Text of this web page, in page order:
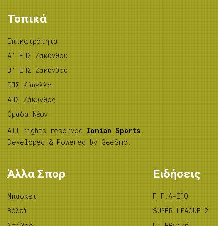
Τοπικά
Επικαιρότητα
A’ ΕΠΣ Ζακύνθου
B’ ΕΠΣ Ζακύνθου
ΕΠΣ Κύπελλο
ΑΠΣ Ζάκυνθος
Ομάδα Νέων
All rights reserved Ionian Sports .
Developed & Powered by GeeSmo .
Άλλα Σπορ
Μπάσκετ
Βόλεϊ
Ειδήσεις
Γ.Γ.Α-ΕΠΟ
SUPER LEAGUE 2